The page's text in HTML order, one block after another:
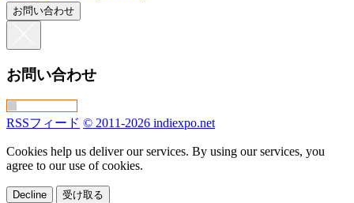
お問い合わせ
お問い合わせ
RSSフィード © 2011-2026 indiexpo.net
Cookies help us deliver our services. By using our services, you
agree to our use of cookies.
Decline 受け取る